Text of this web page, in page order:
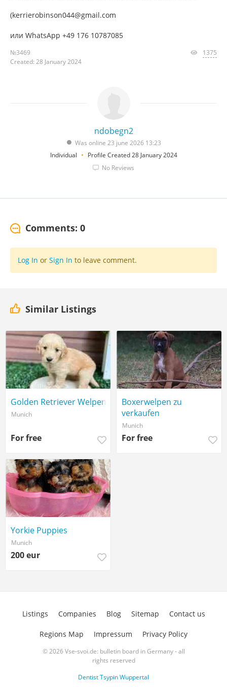
(kerrierobinson044@gmail.com
или WhatsApp +49 176 10787085
№3469
Created: 28 January 2024
1375
ndobegn2
Was online 23 june 2026 13:23
Individual
Profile Created 28 January 2024
No Reviews
Comments: 0
Log In or Sign In to leave comment.
Similar Listings
Golden Retriever Welpen
Munich
For free
Boxerwelpen zu
verkaufen
Munich
For free
Yorkie Puppies
Munich
200 eur
© 2026 Vse-svoi.de: bulletin board in Germany - all
rights reserved
Dentist Tsypin Wuppertal
Listings Companies Blog Sitemap Contact us
Regions Map Impressum Privacy Policy